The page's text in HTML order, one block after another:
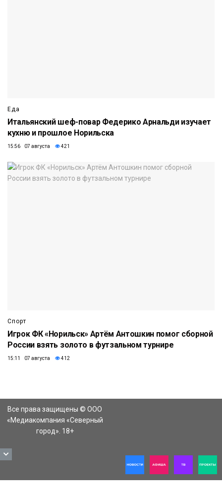
Еда
Итальянский шеф-повар Федерико Арнальди изучает
кухню и прошлое Норильска
15:56 07 августа 421
Спорт
Игрок ФК «Норильск» Артём Антошкин помог сборной
России взять золото в футзальном турнире
15:11 07 августа 412
Все права защищены © ООО
«Медиакомпания «Северный
город». 18+